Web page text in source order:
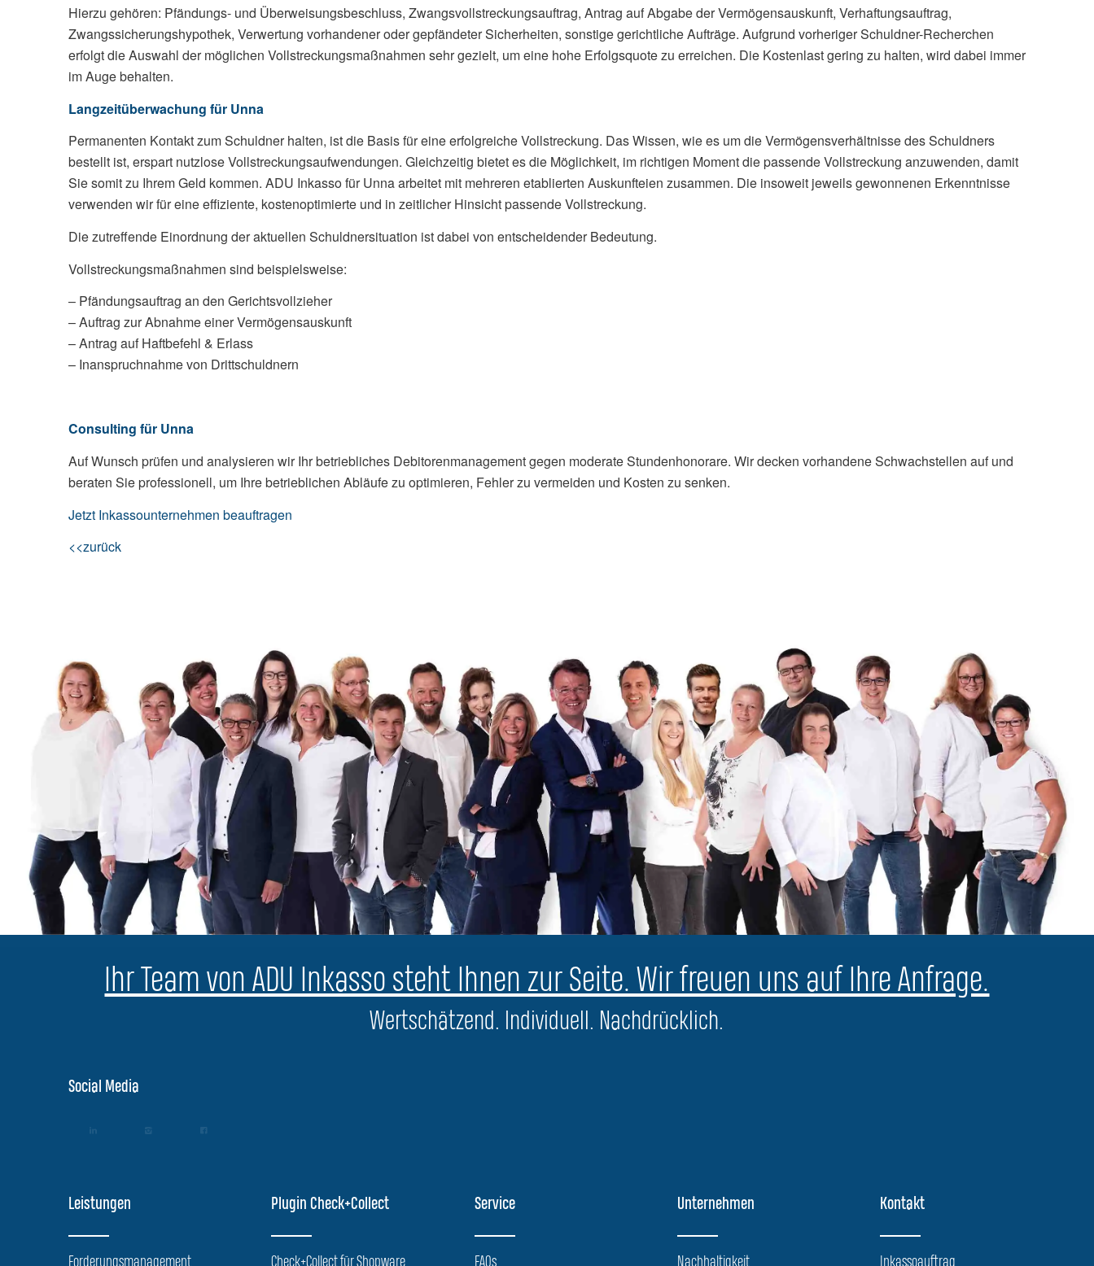
Hierzu gehören: Pfändungs- und Überweisungsbeschluss, Zwangsvollstreckungsauftrag, Antrag auf Abgabe der Vermögensauskunft, Verhaftungsauftrag,
Zwangssicherungshypothek, Verwertung vorhandener oder gepfändeter Sicherheiten, sonstige gerichtliche Aufträge. Aufgrund vorheriger Schuldner-Recherchen
erfolgt die Auswahl der möglichen Vollstreckungsmaßnahmen sehr gezielt, um eine hohe Erfolgsquote zu erreichen. Die Kostenlast gering zu halten, wird dabei immer
im Auge behalten.
Langzeitüberwachung für Unna
Permanenten Kontakt zum Schuldner halten, ist die Basis für eine erfolgreiche Vollstreckung. Das Wissen, wie es um die Vermögensverhältnisse des Schuldners
bestellt ist, erspart nutzlose Vollstreckungsaufwendungen. Gleichzeitig bietet es die Möglichkeit, im richtigen Moment die passende Vollstreckung anzuwenden, damit
Sie somit zu Ihrem Geld kommen. ADU Inkasso für Unna arbeitet mit mehreren etablierten Auskunfteien zusammen. Die insoweit jeweils gewonnenen Erkenntnisse
verwenden wir für eine effiziente, kostenoptimierte und in zeitlicher Hinsicht passende Vollstreckung.
Die zutreffende Einordnung der aktuellen Schuldnersituation ist dabei von entscheidender Bedeutung.
Vollstreckungsmaßnahmen sind beispielsweise:
– Pfändungsauftrag an den Gerichtsvollzieher
– Auftrag zur Abnahme einer Vermögensauskunft
– Antrag auf Haftbefehl & Erlass
– Inanspruchnahme von Drittschuldnern
Consulting für Unna
Auf Wunsch prüfen und analysieren wir Ihr betriebliches Debitorenmanagement gegen moderate Stundenhonorare. Wir decken vorhandene Schwachstellen auf und
beraten Sie professionell, um Ihre betrieblichen Abläufe zu optimieren, Fehler zu vermeiden und Kosten zu senken.
Jetzt Inkassounternehmen beauftragen
<<zurück
Ihr Team von ADU Inkasso steht Ihnen zur Seite. Wir freuen uns auf Ihre Anfrage.
Wertschätzend. Individuell. Nachdrücklich.
Social Media
Leistungen
Forderungsmanagement
Plugin Check+Collect
Check+Collect für Shopware
Service
FAQs
Unternehmen
Nachhaltigkeit
Kontakt
Inkassoauftrag